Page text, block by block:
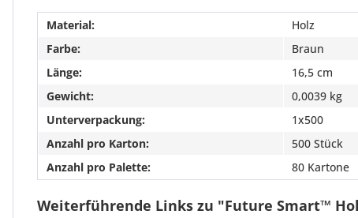
Material:
Holz
Farbe:
Braun
Länge:
16,5 cm
Gewicht:
0,0039 kg
Unterverpackung:
1x500
Anzahl pro Karton:
500 Stück
Anzahl pro Palette:
80 Kartone
Weiterführende Links zu "Future Smart™